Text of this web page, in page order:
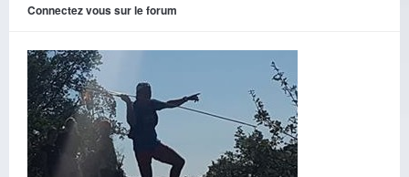
Connectez vous sur le forum